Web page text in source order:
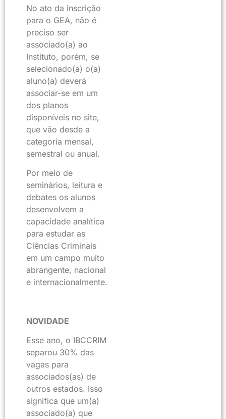
No ato da inscrição
para o GEA, não é
preciso ser
associado(a) ao
Instituto, porém, se
selecionado(a) o(a)
aluno(a) deverá
associar-se em um
dos planos
disponíveis no site,
que vão desde a
categoria mensal,
semestral ou anual.
Por meio de
seminários, leitura e
debates os alunos
desenvolvem a
capacidade analítica
para estudar as
Ciências Criminais
em um campo muito
abrangente, nacional
e internacionalmente.
NOVIDADE
Esse ano, o IBCCRIM
separou 30% das
vagas para
associados(as) de
outros estados. Isso
significa que um(a)
associado(a) que